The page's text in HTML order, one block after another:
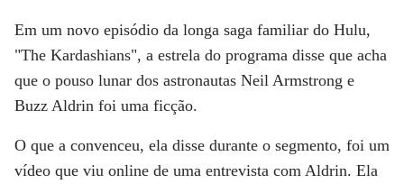
Em um novo episódio da longa saga familiar do Hulu,
"The Kardashians", a estrela do programa disse que acha
que o pouso lunar dos astronautas Neil Armstrong e
Buzz Aldrin foi uma ficção.
O que a convenceu, ela disse durante o segmento, foi um
vídeo que viu online de uma entrevista com Aldrin. Ela